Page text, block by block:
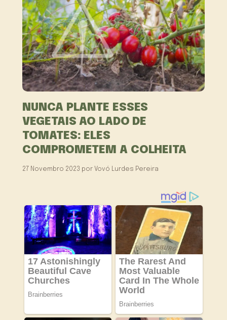
NUNCA PLANTE ESSES
VEGETAIS AO LADO DE
TOMATES: ELES
COMPROMETEM A COLHEITA
27 Novembro 2023 por Vovó Lurdes Pereira